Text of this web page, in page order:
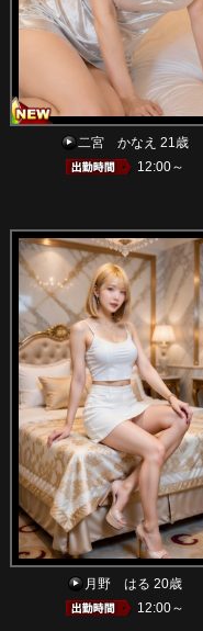
二宮 かなえ 21歳
12:00～
月野 はる 20歳
12:00～